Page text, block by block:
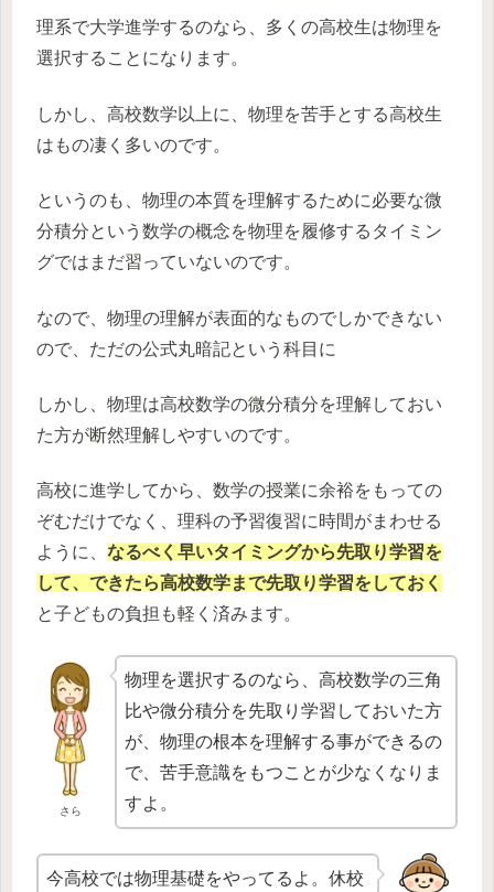
理系で大学進学するのなら、多くの高校生は物理を
選択することになります。
しかし、高校数学以上に、物理を苦手とする高校生
はもの凄く多いのです。
というのも、物理の本質を理解するために必要な微
分積分という数学の概念を物理を履修するタイミン
グではまだ習っていないのです。
なので、物理の理解が表面的なものでしかできない
ので、ただの公式丸暗記という科目に
しかし、物理は高校数学の微分積分を理解しておい
た方が断然理解しやすいのです。
高校に進学してから、数学の授業に余裕をもっての
ぞむだけでなく、理科の予習復習に時間がまわせる
ように、 なるべく早いタイミングから先取り学習を
して、できたら高校数学まで先取り学習をしておく
と子どもの負担も軽く済みます。
さら
物理を選択するのなら、高校数学の三角
比や微分積分を先取り学習しておいた方
が、物理の根本を理解する事ができるの
で、苦手意識をもつことが少なくなりま
すよ。
今高校では物理基礎をやってるよ。休校